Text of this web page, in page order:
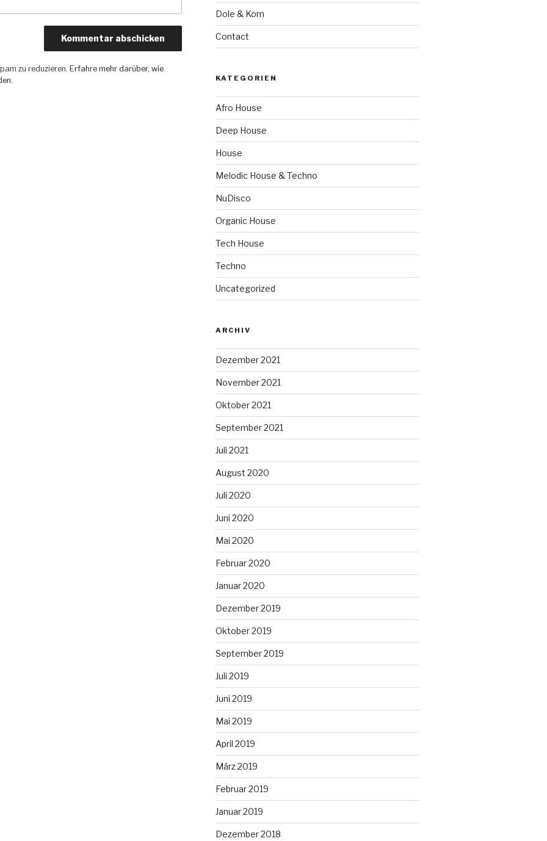
zu reduzieren. Erfahre mehr darüber, wie
.
Dole & Kom
Contact
KATEGORIEN
Afro House
Deep House
House
Melodic House & Techno
NuDisco
Organic House
Tech House
Techno
Uncategorized
ARCHIV
Dezember 2021
November 2021
Oktober 2021
September 2021
Juli 2021
August 2020
Juli 2020
Juni 2020
Mai 2020
Februar 2020
Januar 2020
Dezember 2019
Oktober 2019
September 2019
Juli 2019
Juni 2019
Mai 2019
April 2019
März 2019
Februar 2019
Januar 2019
Dezember 2018